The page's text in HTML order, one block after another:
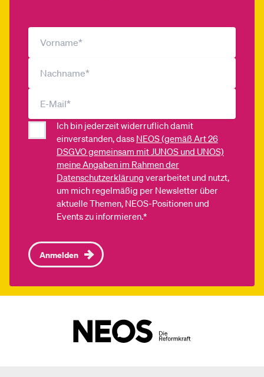
Ich bin jederzeit widerruflich damit
einverstanden, dass NEOS (gemäß Art 26
DSGVO gemeinsam mit JUNOS und UNOS)
meine Angaben im Rahmen der
Datenschutzerklärung verarbeitet und nutzt,
um mich regelmäßig per Newsletter über
aktuelle Themen, NEOS-Positionen und
Events zu informieren.*
Anmelden